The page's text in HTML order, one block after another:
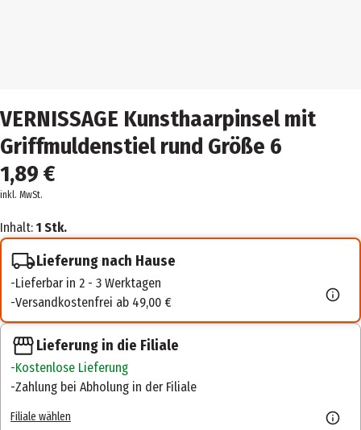
VERNISSAGE Kunsthaarpinsel mit
Griffmuldenstiel rund Größe 6
1,89 €
inkl. MwSt.
Inhalt: 1 Stk.
Lieferung nach Hause
Lieferbar in 2 - 3 Werktagen
Versandkostenfrei ab 49,00 €
Lieferung in die Filiale
Kostenlose Lieferung
Zahlung bei Abholung in der Filiale
Filiale wählen